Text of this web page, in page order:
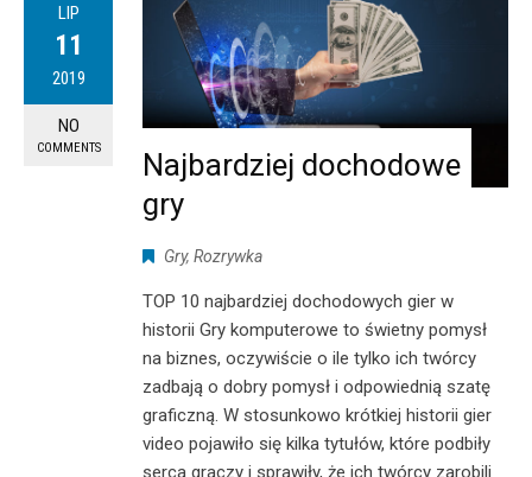
LIP
11
2019
NO
COMMENTS
Najbardziej dochodowe
gry
Gry, Rozrywka
TOP 10 najbardziej dochodowych gier w
historii Gry komputerowe to świetny pomysł
na biznes, oczywiście o ile tylko ich twórcy
zadbają o dobry pomysł i odpowiednią szatę
graficzną. W stosunkowo krótkiej historii gier
video pojawiło się kilka tytułów, które podbiły
serca graczy i sprawiły, że ich twórcy zarobili